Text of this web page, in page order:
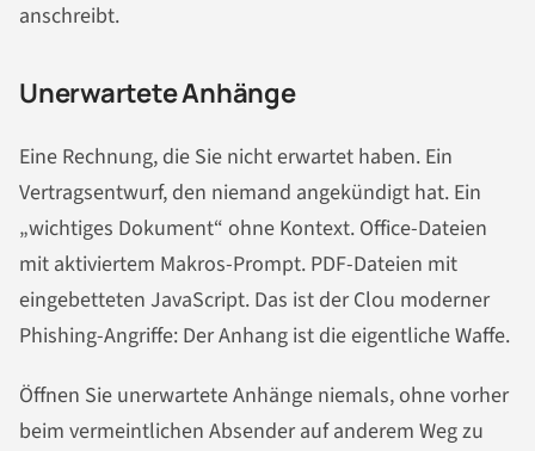
anschreibt.
Unerwartete Anhänge
Eine Rechnung, die Sie nicht erwartet haben. Ein
Vertragsentwurf, den niemand angekündigt hat. Ein
„wichtiges Dokument“ ohne Kontext. Office-Dateien
mit aktiviertem Makros-Prompt. PDF-Dateien mit
eingebetteten JavaScript. Das ist der Clou moderner
Phishing-Angriffe: Der Anhang ist die eigentliche Waffe.
Öffnen Sie unerwartete Anhänge niemals, ohne vorher
beim vermeintlichen Absender auf anderem Weg zu